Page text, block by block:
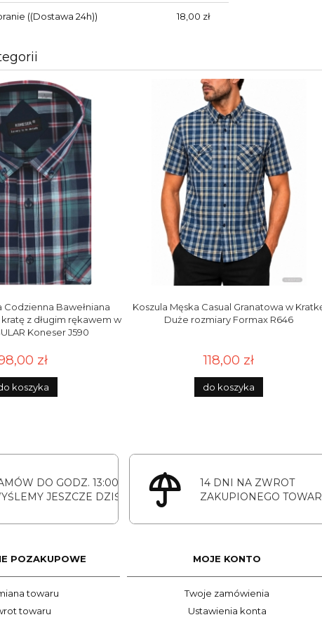
((Dostawa 24h)) 18,00 zł
Codzienna Bawełniana
z długim rękawem w
Koneser J590
zł
koszyka
Koszula Męska Casual Granatowa w
Duże rozmiary Formax R646
118,00 zł
do koszyka
DO GODZ. 13:00
JESZCZE DZIŚ
14 DNI NA ZWROT
ZAKUPIONEGO
POZAKUPOWE
towaru
towaru
MOJE KONTO
Twoje zamówienia
Ustawienia konta